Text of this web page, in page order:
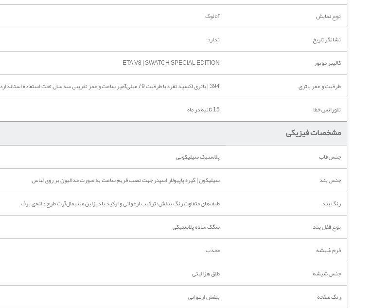
نوع نمایش
آنالوگ
نشانگر تاریخ
ندارد
کالیبر موتور
ETA V8 | SWATCH SPECIAL EDITION
ظرفیت و عمر باتری
394 | باتری اکسید نقره با ظرفیت 79 میلی‌آمپر ساعت و عمر تقریبی سه سال تحت استفاده استاندارد
تلورانس خطا
15 ثانیه در ماه
مشخصات فیزیکی
جنس قاب
پلاستیک سیلیکونی
جنس بند
سیلیکون | گیره پاپیولار اسپنر جهت نصب فریم ساعت به صورت مدالیون بر روی لباس
رنگ بند
طیف‌های متفاوت رنگ بنفش؛ ترکیب ارغوانی و ارکید با دیزاین مینیمال‌آرت طرح دانه‌ی برف
نوع قفل بند
سگک ساده پلاستیکی
فرم شیشه
محدب
جنس شیشه
طلق هزالیتی
رنگ صفحه
بنفش ارغوانی